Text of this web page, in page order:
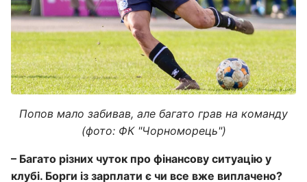
Попов мало забивав, але багато грав на команду
(фото: ФК "Чорноморець")
– Багато різних чуток про фінансову ситуацію у
клубі. Борги із зарплати є чи все вже виплачено?